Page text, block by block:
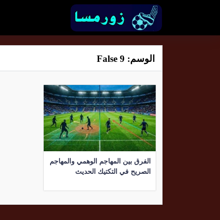
الوسم: False 9
الفرق بين المهاجم الوهمي والمهاجم
الصريح في التكتيك الحديث